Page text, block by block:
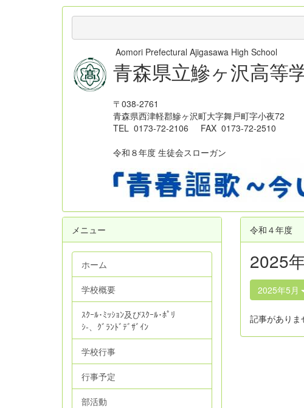
Aomori Prefectural Ajigasawa High School
青森県立鰺ヶ沢高等
〒038-2761
青森県西津軽郡鰺ヶ沢町大字舞戸町字小夜72
TEL 0173-72-2106 FAX 0173-72-2510
令和８年度 生徒会スローガン
令和４年度
2025
2025年5月
記事がありま
メニュー
ホーム
学校概要
ｽｸｰﾙ･ﾐｯｼｮﾝ及びｽｸｰﾙ･ﾎﾟﾘ
ｼ‐、ｸﾞﾗﾝﾄﾞﾃﾞｻﾞｲﾝ
学校行事
行事予定
部活動